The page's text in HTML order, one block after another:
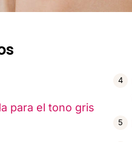
para el tono gris